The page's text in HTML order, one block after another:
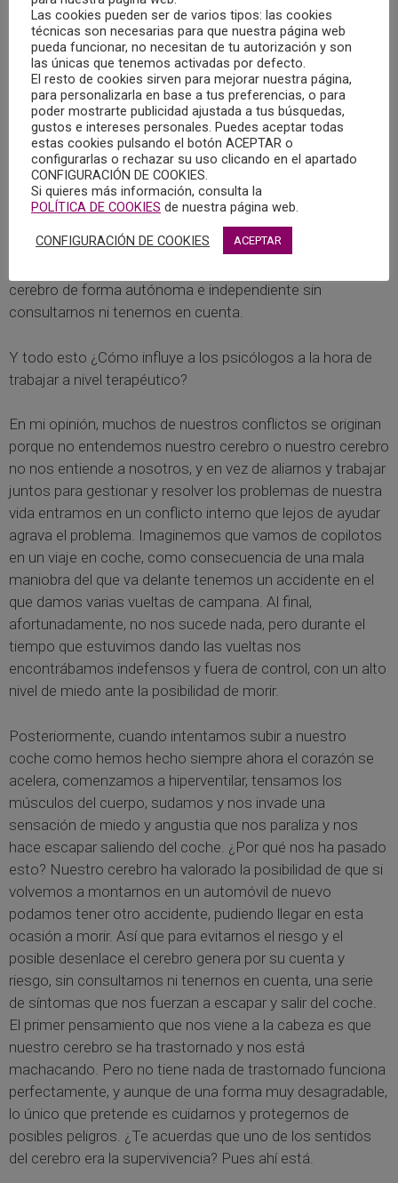
Así creen ahora los neurocientíficos que funciona el
cerebro según ellos, no se ha creado para pensar. Esta es
una función más que él realiza, pero no es su fin ni su
cometido.
Como ya explicamos al principio, el cerebro ha sido creado
para la adaptación y la supervivencia, entonces y desde
esta perspectiva, nosotros estamos en el cerebro, pero
no somos nuestro cerebro. Aunque conviviremos con él
durante toda nuestra vida pues somos parte suya de
forma indisoluble. La mayoría de las decisiones que
cerebro de forma autónoma e independiente sin
consultarnos ni tenernos en cuenta.
Y todo esto ¿Cómo influye a los psicólogos a la hora de
trabajar a nivel terapéutico?
En mi opinión, muchos de nuestros conflictos se originan
porque no entendemos nuestro cerebro o nuestro cerebro
no nos entiende a nosotros, y en vez de aliarnos y trabajar
juntos para gestionar y resolver los problemas de nuestra
vida entramos en un conflicto interno que lejos de ayudar
agrava el problema. Imaginemos que vamos de copilotos
en un viaje en coche, como consecuencia de una mala
maniobra del que va delante tenemos un accidente en el
que damos varias vueltas de campana. Al final,
afortunadamente, no nos sucede nada, pero durante el
tiempo que estuvimos dando las vueltas nos
encontrábamos indefensos y fuera de control, con un alto
nivel de miedo ante la posibilidad de morir.
Posteriormente, cuando intentamos subir a nuestro
coche como hemos hecho siempre ahora el corazón se
acelera, comenzamos a hiperventilar, tensamos los
músculos del cuerpo, sudamos y nos invade una
sensación de miedo y angustia que nos paraliza y nos
hace escapar saliendo del coche. ¿Por qué nos ha pasado
esto? Nuestro cerebro ha valorado la posibilidad de que si
volvemos a montarnos en un automóvil de nuevo
podamos tener otro accidente, pudiendo llegar en esta
ocasión a morir. Así que para evitarnos el riesgo y el
posible desenlace el cerebro genera por su cuenta y
riesgo, sin consultarnos ni tenernos en cuenta, una serie
de síntomas que nos fuerzan a escapar y salir del coche.
El primer pensamiento que nos viene a la cabeza es que
nuestro cerebro se ha trastornado y nos está
machacando. Pero no tiene nada de trastornado funciona
perfectamente, y aunque de una forma muy desagradable,
lo único que pretende es cuidarnos y protegernos de
posibles peligros. ¿Te acuerdas que uno de los sentidos
del cerebro era la supervivencia? Pues ahí está.
Las cookies pueden ser de varios tipos: las cookies
técnicas son necesarias para que nuestra página web
pueda funcionar, no necesitan de tu autorización y son
las únicas que tenemos activadas por defecto.
El resto de cookies sirven para mejorar nuestra página,
para personalizarla en base a tus preferencias, o para
poder mostrarte publicidad ajustada a tus búsquedas,
gustos e intereses personales. Puedes aceptar todas
estas cookies pulsando el botón ACEPTAR o
configurarlas o rechazar su uso clicando en el apartado
CONFIGURACIÓN DE COOKIES.
Si quieres más información, consulta la
POLÍTICA DE COOKIES de nuestra página web.
CONFIGURACIÓN DE COOKIES ACEPTAR